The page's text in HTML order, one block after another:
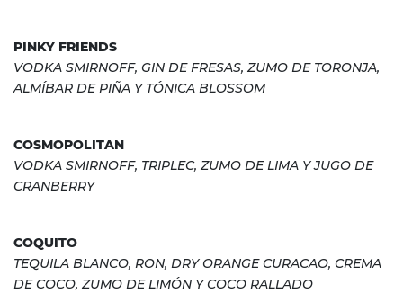
PINKY FRIENDS
VODKA SMIRNOFF, GIN DE FRESAS, ZUMO DE TORONJA,
ALMÍBAR DE PIÑA Y TÓNICA BLOSSOM
COSMOPOLITAN
VODKA SMIRNOFF, TRIPLEC, ZUMO DE LIMA Y JUGO DE
CRANBERRY
COQUITO
TEQUILA BLANCO, RON, DRY ORANGE CURACAO, CREMA
DE COCO, ZUMO DE LIMÓN Y COCO RALLADO